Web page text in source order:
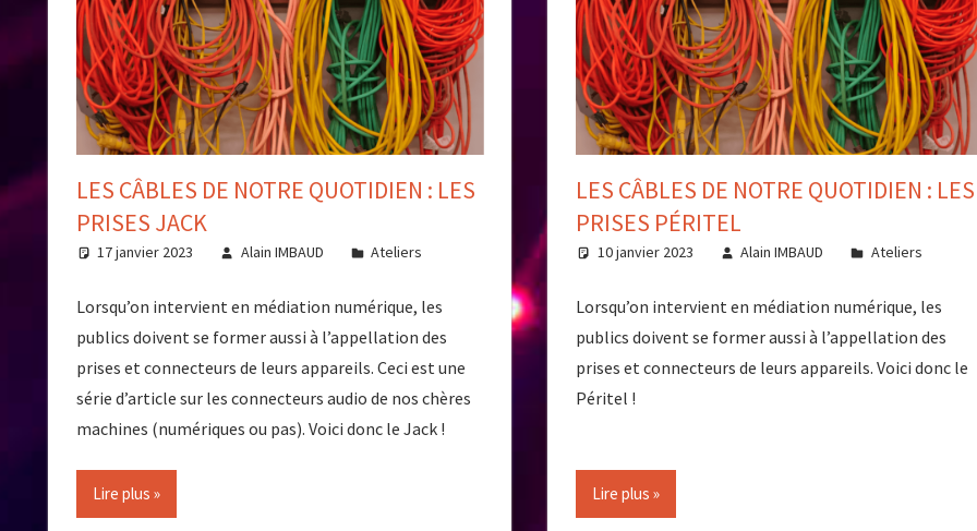
LES CÂBLES DE NOTRE QUOTIDIEN : LES
PRISES JACK
17 janvier 2023 Alain IMBAUD Ateliers
Lorsqu’on intervient en médiation numérique, les
publics doivent se former aussi à l’appellation des
prises et connecteurs de leurs appareils. Ceci est une
série d’article sur les connecteurs audio de nos chères
machines (numériques ou pas). Voici donc le Jack !
Lire plus
LES CÂBLES DE NOTRE QUOTIDIEN : LES
PRISES PÉRITEL
10 janvier 2023 Alain IMBAUD Ateliers
Lorsqu’on intervient en médiation numérique, les
publics doivent se former aussi à l’appellation des
prises et connecteurs de leurs appareils. Voici donc le
Péritel !
Lire plus